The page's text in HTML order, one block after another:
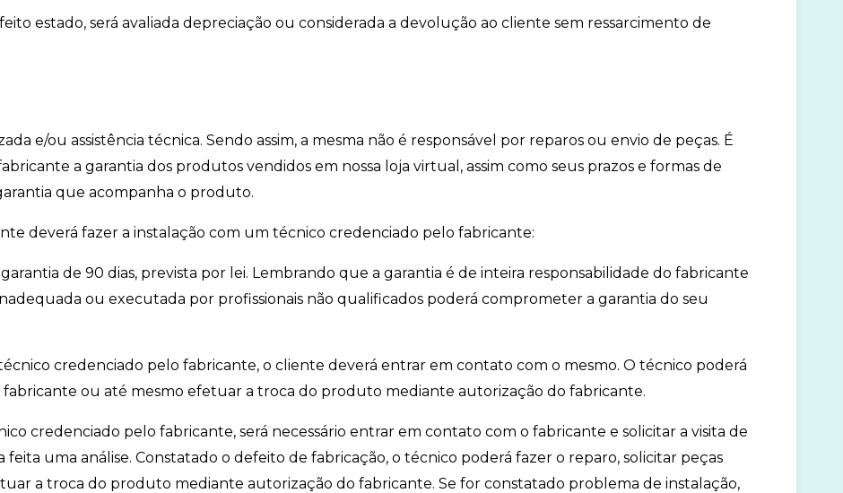
estado, será avaliada depreciação ou considerada a devolução ao cliente sem ressarcimento de
e/ou assistência técnica. Sendo assim, a mesma não é responsável por reparos ou envio de peças. É
a garantia dos produtos vendidos em nossa loja virtual, assim como seus prazos e formas de
que acompanha o produto.
deverá fazer a instalação com um técnico credenciado pelo fabricante:
de 90 dias, prevista por lei. Lembrando que a garantia é de inteira responsabilidade do fabricante
ou executada por profissionais não qualificados poderá comprometer a garantia do seu
credenciado pelo fabricante, o cliente deverá entrar em contato com o mesmo. O técnico poderá
fabricante ou até mesmo efetuar a troca do produto mediante autorização do fabricante.
credenciado pelo fabricante, será necessário entrar em contato com o fabricante e solicitar a visita de
uma análise. Constatado o defeito de fabricação, o técnico poderá fazer o reparo, solicitar peças
a troca do produto mediante autorização do fabricante. Se for constatado problema de instalação,